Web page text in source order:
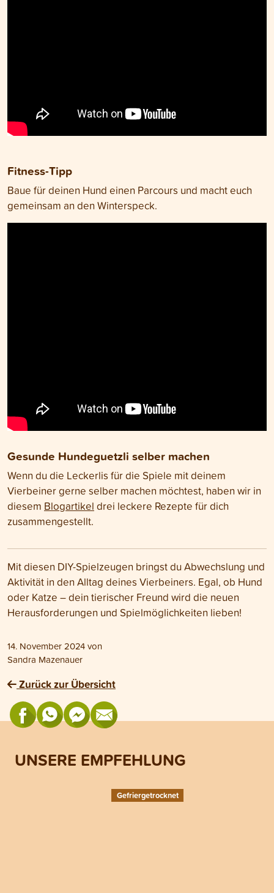
Fitness-Tipp
Baue für deinen Hund einen Parcours und macht euch
gemeinsam an den Winterspeck.
Gesunde Hundeguetzli selber machen
Wenn du die Leckerlis für die Spiele mit deinem
Vierbeiner gerne selber machen möchtest, haben wir in
diesem Blogartikel drei leckere Rezepte für dich
zusammengestellt.
Mit diesen DIY-Spielzeugen bringst du Abwechslung und
Aktivität in den Alltag deines Vierbeiners. Egal, ob Hund
oder Katze – dein tierischer Freund wird die neuen
Herausforderungen und Spielmöglichkeiten lieben!
14. November 2024von
Sandra Mazenauer
Zurück zur Übersicht
UNSERE EMPFEHLUNG
Gefriergetrocknet